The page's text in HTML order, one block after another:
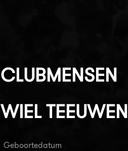
CLUBMENSEN
WIEL TEEUWEN
Geboortedatum